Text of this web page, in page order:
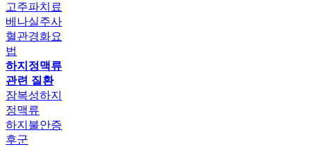
고주파치료
베나실주사
혈관경화요
법
하지정맥류
관련 질환
잠복성하지
정맥류
하지불안증
후군